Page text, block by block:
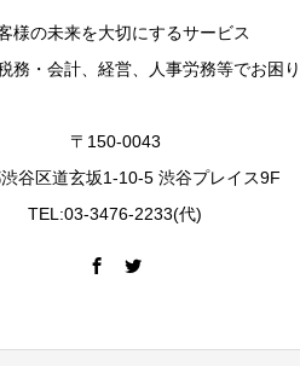
様の未来を大切にするサービス
・会計、経営、人事労務等でお困
〒150-0043
谷区道玄坂1-10-5 渋谷プレイス9F
TEL:03-3476-2233(代)